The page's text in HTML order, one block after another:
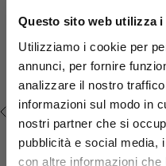
Questo sito web utilizza i
Utilizziamo i cookie per
annunci, per fornire
analizzare il nostro
informazioni sul modo in
nostri partner che si
pubblicità e social media,
con altre informazioni che
14MSJ004-04701
Iscriviti alla
subito il
benvenuto: